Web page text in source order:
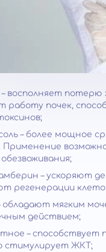
восполняет потерю
работу почек,
– более мощное
возможно
– ускоряют
регенерации
обладают мягким
действием;
– способствует
стимулирует ЖКТ;